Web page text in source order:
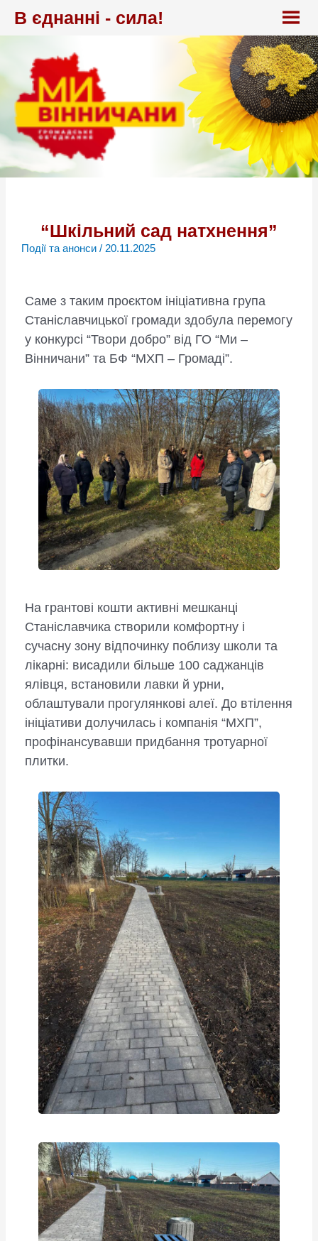
В єднанні - сила!
“Шкільний сад натхнення”
Події та анонси/ 20.11.2025
Саме з таким проєктом ініціативна група
Станіславчицької громади здобула перемогу
у конкурсі “Твори добро” від ГО “Ми –
Вінничани” та БФ “МХП – Громаді”.
На грантові кошти активні мешканці
Станіславчика створили комфортну і
сучасну зону відпочинку поблизу школи та
лікарні: висадили більше 100 саджанців
ялівця, встановили лавки й урни,
облаштували прогулянкові алеї. До втілення
ініціативи долучилась і компанія “МХП”,
профінансувавши придбання тротуарної
плитки.